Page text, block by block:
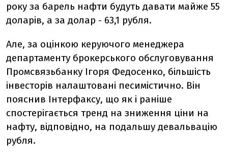
року за барель нафти будуть давати майже 55
доларів, а за долар - 63,1 рубля.
Але, за оцінкою керуючого менеджера
департаменту брокерського обслуговування
Промсвязьбанку Ігоря Федосенко, більшість
інвесторів налаштовані песимістично. Він
пояснив Інтерфаксу, що як і раніше
спостерігається тренд на зниження ціни на
нафту, відповідно, на подальшу девальвацію
рубля.